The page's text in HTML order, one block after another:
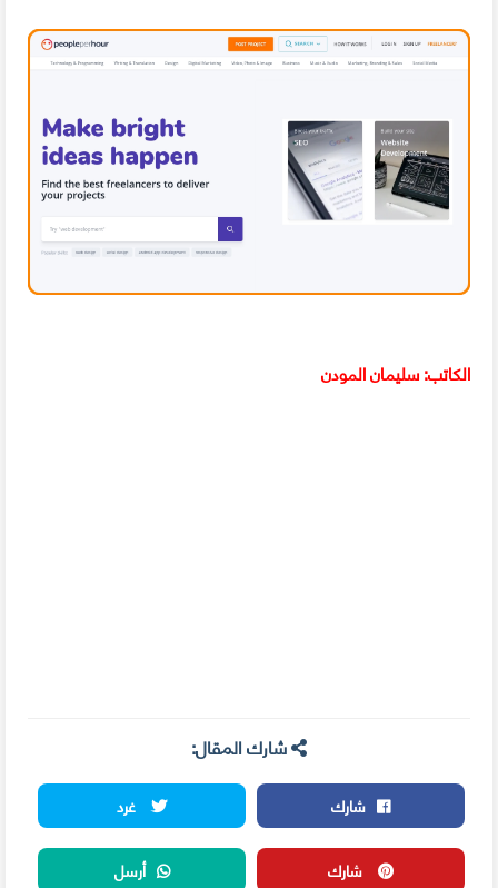
الكاتب: سليمان المودن
شارك المقال:
شارك
غرد
شارك
أرسل